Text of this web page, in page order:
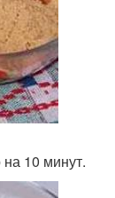
10 минут.